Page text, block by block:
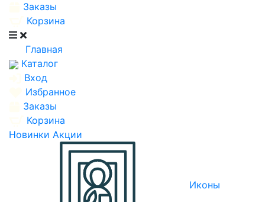
Заказы
Корзина
Главная
Каталог
Вход
Избранное
Заказы
Корзина
Новинки Акции
Иконы